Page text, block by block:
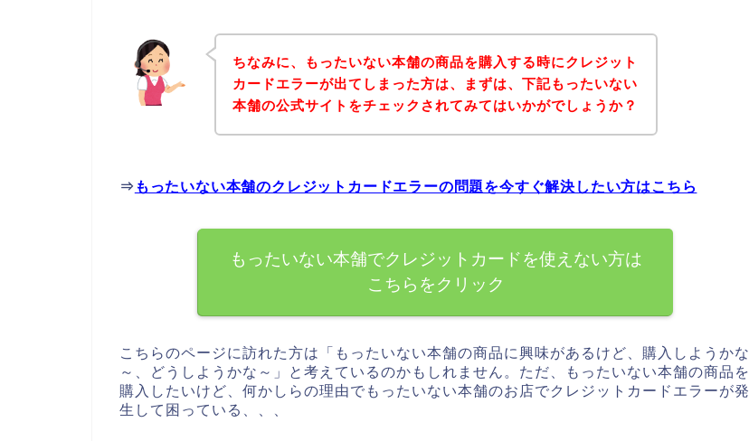
ちなみに、もったいない本舗の商品を購入する時にクレジット
カードエラーが出てしまった方は、まずは、下記もったいない
本舗の公式サイトをチェックされてみてはいかがでしょうか？
⇒ もったいない本舗のクレジットカードエラーの問題を今すぐ解決したい方はこちら
もったいない本舗でクレジットカードを使えない方は
こちらをクリック
こちらのページに訪れた方は「もったいない本舗の商品に興味があるけど、購入しようかな
～、どうしようかな～」と考えているのかもしれません。ただ、もったいない本舗の商品を
購入したいけど、何かしらの理由でもったいない本舗のお店でクレジットカードエラーが発
生して困っている、、、